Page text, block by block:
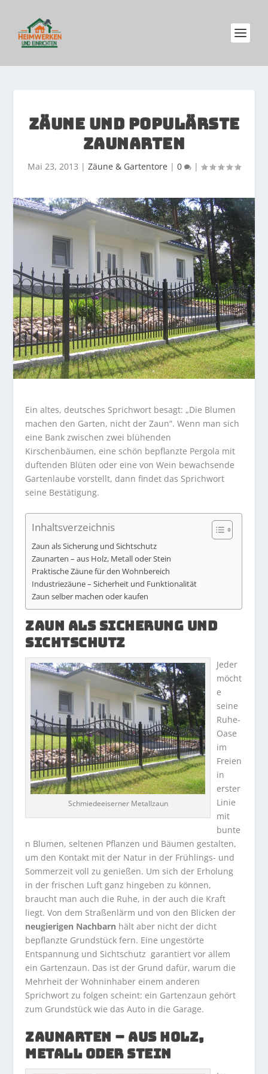
ZÄUNE UND POPULÄRSTE
ZAUNARTEN
Mai 23, 2013 | Zäune & Gartentore | 0 |
Ein altes, deutsches Sprichwort besagt: „Die Blumen
machen den Garten, nicht der Zaun“. Wenn man sich
eine Bank zwischen zwei blühenden
Kirschenbäumen, eine schön bepflanzte Pergola mit
duftenden Blüten oder eine von Wein bewachsende
Gartenlaube vorstellt, dann findet das Sprichwort
seine Bestätigung.
Inhaltsverzeichnis
Zaun als Sicherung und Sichtschutz
Zaunarten – aus Holz, Metall oder Stein
Praktische Zäune für den Wohnbereich
Industriezäune – Sicherheit und Funktionalität
Zaun selber machen oder kaufen
ZAUN ALS SICHERUNG UND
SICHTSCHUTZ
Schmiedeeiserner Metallzaun
Jeder
möcht
e
seine
Ruhe-
Oase
im
Freien
in
erster
Linie
mit
bunte
n Blumen, seltenen Pflanzen und Bäumen gestalten,
um den Kontakt mit der Natur in der Frühlings- und
Sommerzeit voll zu genießen. Um sich der Erholung
in der frischen Luft ganz hingeben zu können,
braucht man auch die Ruhe, in der auch die Kraft
liegt. Von dem Straßenlärm und von den Blicken der
neugierigen Nachbarn hält aber nicht der dicht
bepflanzte Grundstück fern. Eine ungestörte
Entspannung und Sichtschutz garantiert vor allem
ein Gartenzaun. Das ist der Grund dafür, warum die
Mehrheit der Wohninhaber einem anderen
Sprichwort zu folgen scheint: ein Gartenzaun gehört
zum Grundstück wie das Auto in die Garage.
ZAUNARTEN – AUS HOLZ,
METALL ODER STEIN